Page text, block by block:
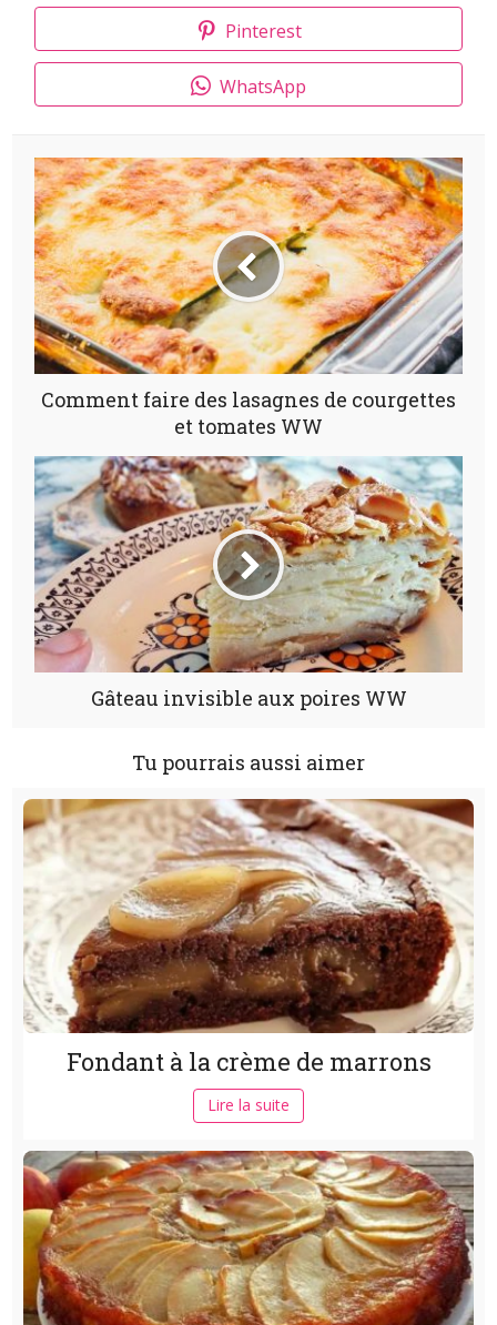
Pinterest
WhatsApp
Comment faire des lasagnes de courgettes
et tomates WW
Gâteau invisible aux poires WW
Tu pourrais aussi aimer
Fondant à la crème de marrons
Lire la suite